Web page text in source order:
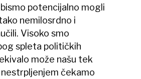
potencijalno mogli
nemilosrdno i
Visoko smo
spleta političkih
može našu tek
čekamo